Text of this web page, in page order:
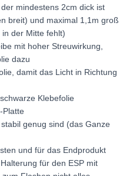
mindestens 2cm dick ist
breit) und maximal 1,1m groß
der Mitte fehlt)
mit hoher Streuwirkung,
dazu
damit das Licht in Richtung
Klebefolie
Platte
genug sind (das Ganze
und für das Endprodukt
für den ESP mit